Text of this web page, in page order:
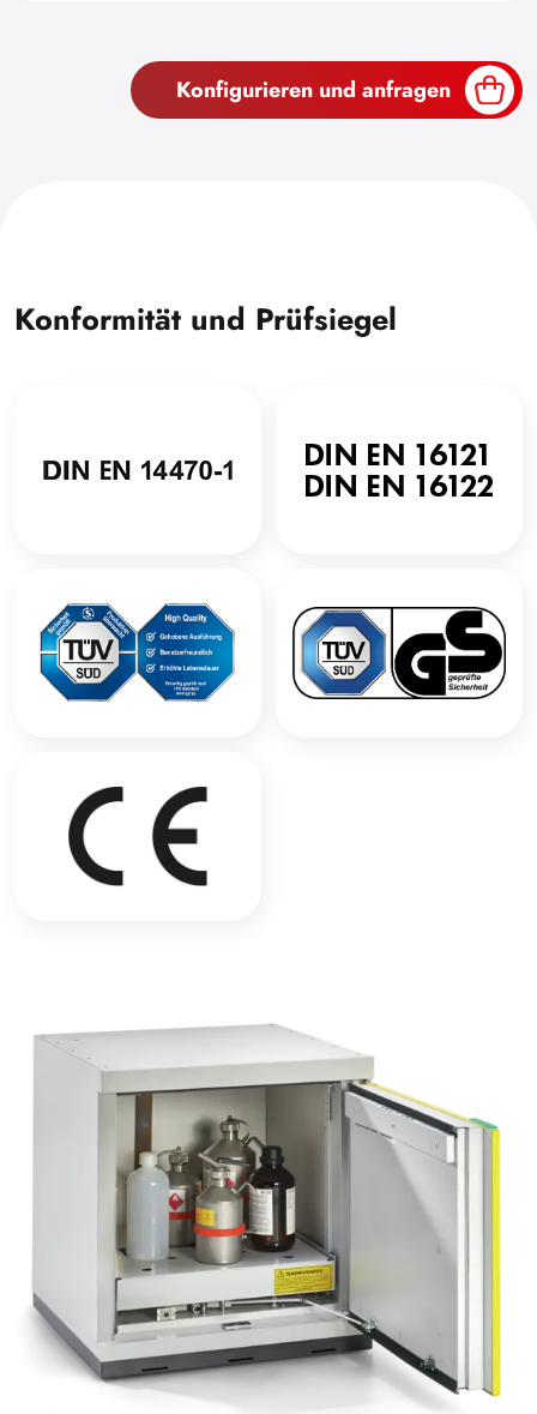
Konfigurieren und anfragen
Konformität und Prüfsiegel